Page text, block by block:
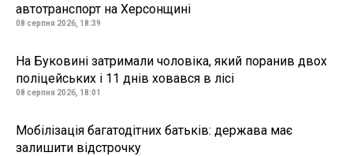
автотранспорт на Херсонщині
08 серпня 2026, 18:39
На Буковині затримали чоловіка, який поранив двох
поліцейських і 11 днів ховався в лісі
08 серпня 2026, 18:01
Мобілізація багатодітних батьків: держава має
залишити відстрочку